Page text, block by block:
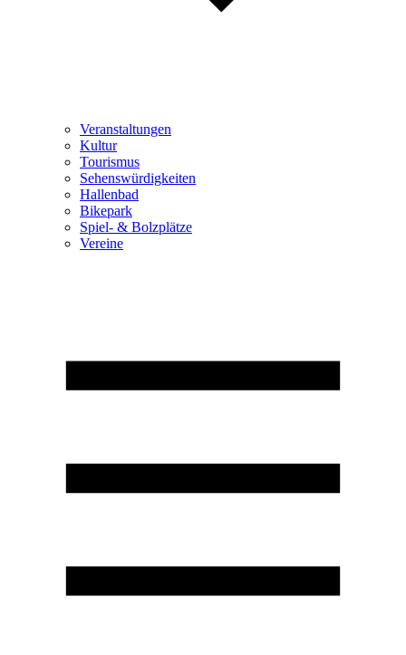
Veranstaltungen
Kultur
Tourismus
Sehenswürdigkeiten
Hallenbad
Bikepark
Spiel- & Bolzplätze
Vereine